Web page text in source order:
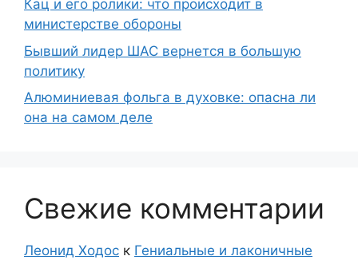
Кац и его ролики: что происходит в
министерстве обороны
Бывший лидер ШАС вернется в большую
политику
Алюминиевая фольга в духовке: опасна ли
она на самом деле
Свежие комментарии
Леонид Ходос к Гениальные и лаконичные